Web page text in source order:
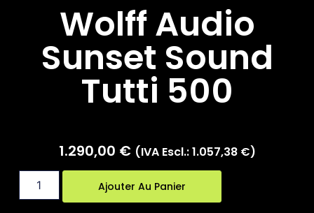
Wolff Audio
Sunset Sound
Tutti 500
1.290,00 € (IVA Escl.:1.057,38 €)
Ajouter Au Panier